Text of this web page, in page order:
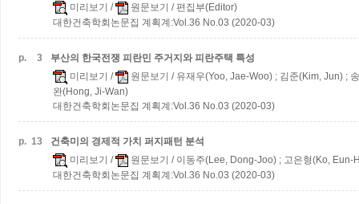
미리보기 / 원문보기 / 편집부(Editor)
대한건축학회논문집 계획계:Vol.36 No.03 (2020-03)
p. 3
부산의 한국전쟁 피란민 주거지와 피란주택 특성
미리보기 / 원문보기 / 유재우(Yoo, Jae-Woo) ; 김준(Kim, Jun) ;
완(Hong, Ji-Wan)
대한건축학회논문집 계획계:Vol.36 No.03 (2020-03)
p. 13
건축미의 경제적 가치 퍼지패턴 분석
미리보기 / 원문보기 / 이동주(Lee, Dong-Joo) ; 고은형(Ko, Eun-
대한건축학회논문집 계획계:Vol.36 No.03 (2020-03)